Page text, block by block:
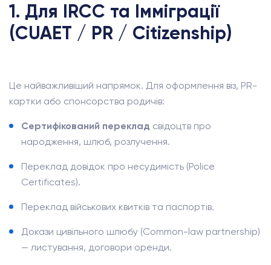
1. Для IRCC та Імміграції
(CUAET / PR / Citizenship)
Це найважливіший напрямок. Для оформлення віз, PR-
картки або спонсорства родичів:
Сертифікований переклад свідоцтв про
народження, шлюб, розлучення.
Переклад довідок про несудимість (Police
Certificates).
Переклад військових квитків та паспортів.
Докази цивільного шлюбу (Common-law partnership)
— листування, договори оренди.